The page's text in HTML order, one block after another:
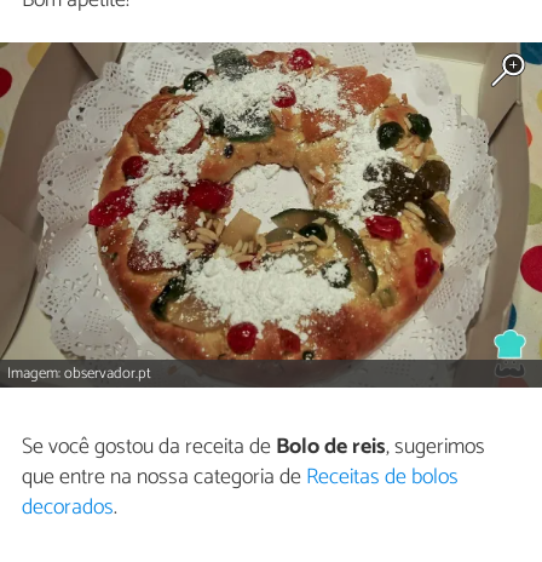
Imagem: observador.pt
Se você gostou da receita deBolo de reis, sugerimos
que entre na nossa categoria deReceitas de bolos
decorados.